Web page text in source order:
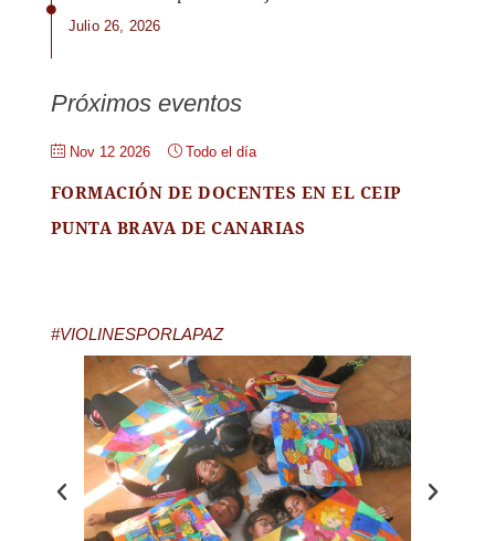
Julio 26, 2026
Próximos eventos
Nov 12 2026 Todo el día
FORMACIÓN DE DOCENTES EN EL CEIP
PUNTA BRAVA DE CANARIAS
#VIOLINESPORLAPAZ